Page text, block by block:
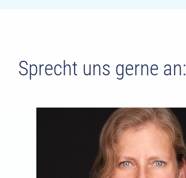
Sprecht uns gerne an: